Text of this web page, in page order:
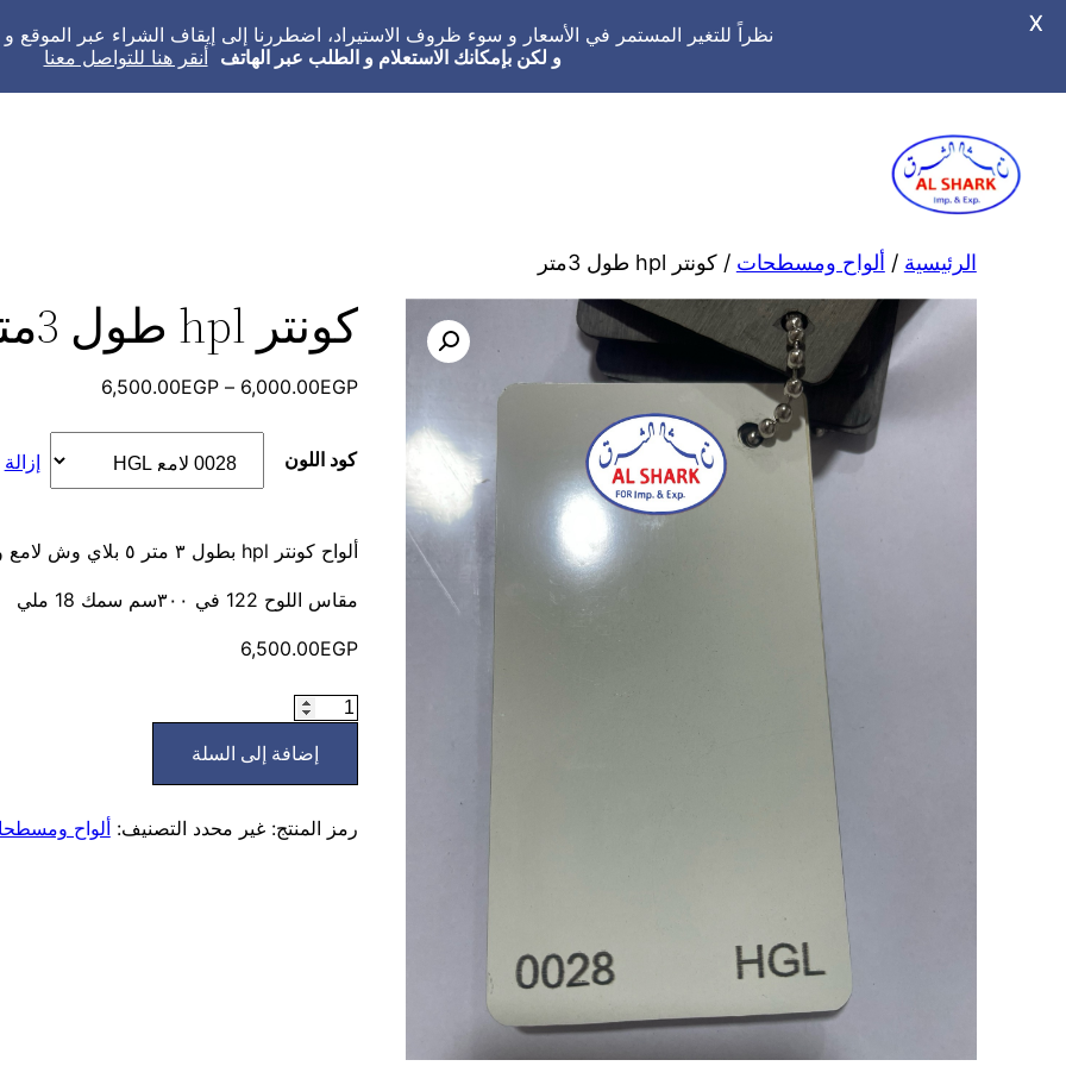
المحتوى
الرئيسية / ألواح ومسطحات / كونتر hpl طول 3متر
كونتر hpl طول 3متر
6,000.00EGP
–
6,500.00EGP
كود اللون إزالة
ألواح كونتر hpl بطول ٣ متر ٥ بلاي وش لامع وضهر ابيض مط
مقاس اللوح 122 في ٣٠٠سم سمك 18 ملي
6,500.00EGP
كمية
3متر
إضافة إلى السلة
رمز المنتج:غير محدد التصنيف: ألواح
نظراً للتغير المستمر في الأسعار و سوء ظروف الاستيراد، اضطررنا إلى إيقاف الشراء عبر
و لكن بإمكانك الاستعلام و الطلب عبر الهاتف أنقر هنا للتواصل معنا
X